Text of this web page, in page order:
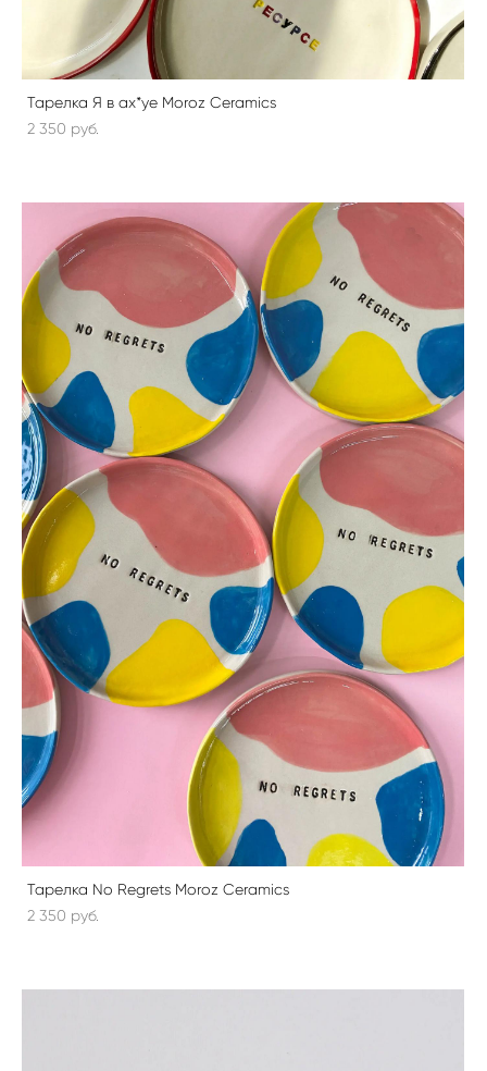
Тарелка Я в ах*уе Moroz Ceramics
2 350 pуб.
Тарелка No Regrets Moroz Ceramics
2 350 pуб.